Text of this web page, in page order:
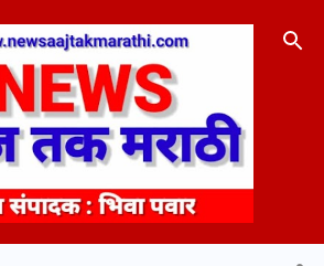
Skip to main content